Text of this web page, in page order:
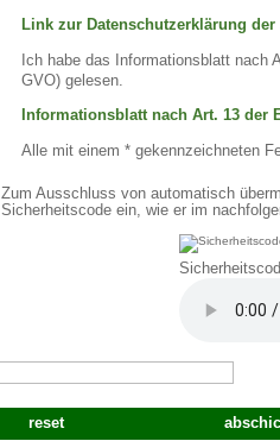
Link zur Datenschutzerklärung
Ich habe das Informationsblatt nach
GVO) gelesen.
Informationsblatt nach Art. 13 der
Alle mit einem * gekennzeichneten
Zum Ausschluss von automatisch
Sicherheitscode ein, wie er im